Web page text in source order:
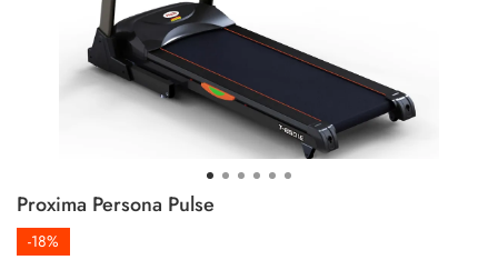
Proxima Persona Pulse
-18%